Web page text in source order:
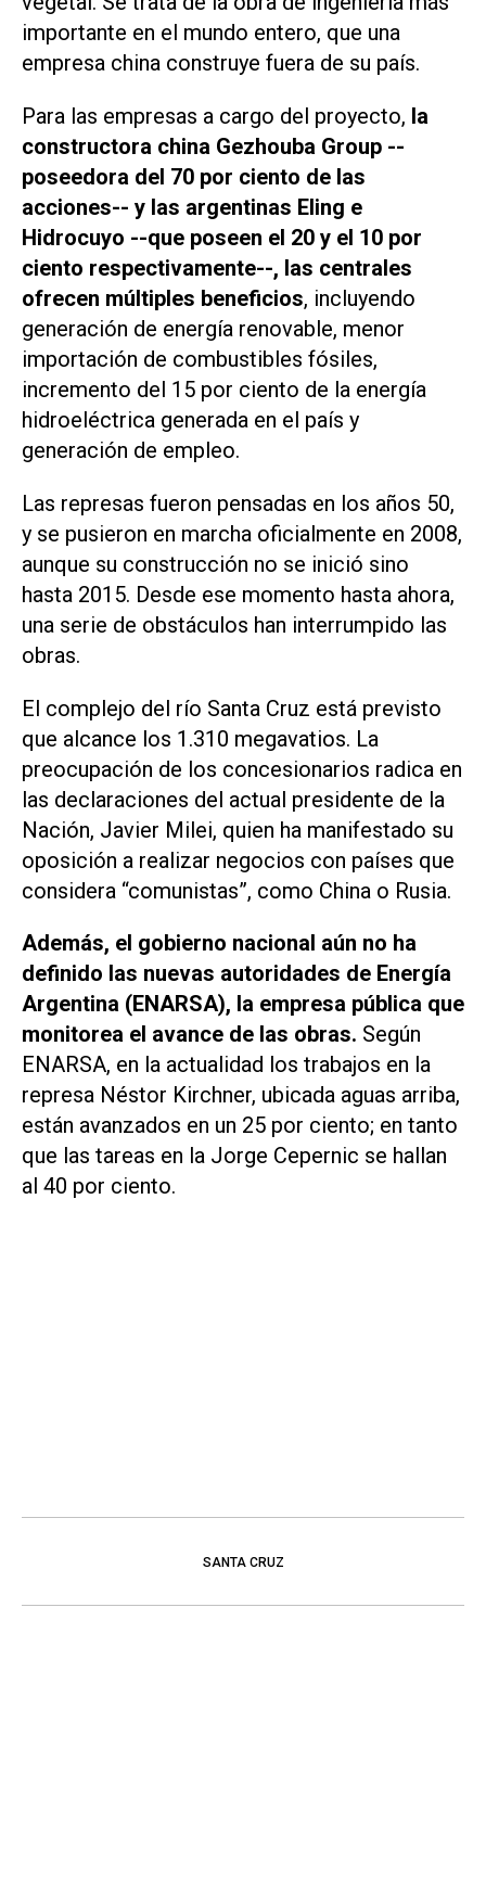
importante en el mundo entero, que una
empresa china construye fuera de su país.
Para las empresas a cargo del proyecto, la
constructora china Gezhouba Group --
poseedora del 70 por ciento de las
acciones-- y las argentinas Eling e
Hidrocuyo --que poseen el 20 y el 10 por
ciento respectivamente--, las centrales
ofrecen múltiples beneficios, incluyendo
generación de energía renovable, menor
importación de combustibles fósiles,
incremento del 15 por ciento de la energía
hidroeléctrica generada en el país y
generación de empleo.
Las represas fueron pensadas en los años 50,
y se pusieron en marcha oficialmente en 2008,
aunque su construcción no se inició sino
hasta 2015. Desde ese momento hasta ahora,
una serie de obstáculos han interrumpido las
obras.
El complejo del río Santa Cruz está previsto
que alcance los 1.310 megavatios. La
preocupación de los concesionarios radica en
las declaraciones del actual presidente de la
Nación, Javier Milei, quien ha manifestado su
oposición a realizar negocios con países que
considera “comunistas”, como China o Rusia.
Además, el gobierno nacional aún no ha
definido las nuevas autoridades de Energía
Argentina (ENARSA), la empresa pública que
monitorea el avance de las obras. Según
ENARSA, en la actualidad los trabajos en la
represa Néstor Kirchner, ubicada aguas arriba,
están avanzados en un 25 por ciento; en tanto
que las tareas en la Jorge Cepernic se hallan
al 40 por ciento.
SANTA CRUZ